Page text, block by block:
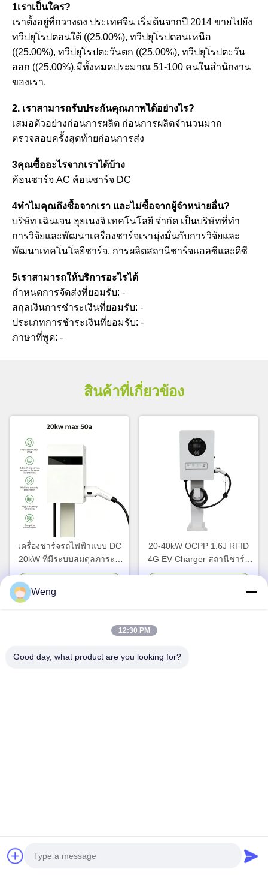
1เราเป็นใคร?
เราตั้งอยู่ที่กวางดง ประเทศจีน เริ่มต้นจากปี 2014 ขายไปยัง
ทวีปยุโรปตอนใต้ ((25.00%), ทวีปยุโรปตอนเหนือ
((25.00%), ทวีปยุโรปตะวันตก ((25.00%), ทวีปยุโรปตะวัน
ออก ((25.00%).มีทั้งหมดประมาณ 51-100 คนในสํานักงาน
ของเรา.
2. เราสามารถรับประกันคุณภาพได้อย่างไร?
เสมอตัวอย่างก่อนการผลิต ก่อนการผลิตจํานวนมาก
ตรวจสอบครั้งสุดท้ายก่อนการส่ง
3คุณซื้ออะไรจากเราได้บ้าง
ค้อนชาร์จ AC ค้อนชาร์จ DC
4ทําไมคุณถึงซื้อจากเรา และไม่ซื้อจากผู้จําหน่ายอื่น?
บริษัท เฉินเจน ฮุยเนงจิ เทคโนโลยี จํากัด เป็นบริษัทที่ทํา
การวิจัยและพัฒนาเครื่องชาร์จเรามุ่งมั่นกับการวิจัยและ
พัฒนาเทคโนโลยีชาร์จ, การผลิตสถานีชาร์จแอลซีและดีซี
5เราสามารถให้บริการอะไรได้
กําหนดการจัดส่งที่ยอมรับ: -
สกุลเงินการชําระเงินที่ยอมรับ: -
ประเภทการชําระเงินที่ยอมรับ: -
ภาษาที่พูด: -
สินค้าที่เกี่ยวข้อง
เครื่องชาร์จรถไฟฟ้าแบบ DC
20kW ที่มีระบบสมดุลภาระที่
ฉลาด และได้รับการรับรอง
จาก TUV สําหรับการชาร์จที่
20-40kW OCPP 1.6J RFID
4G EV Charger สถานีชาร์จ
DC สําหรับรถไฟฟ้า
ติดต่อด่วน
Weng
12:30 PM
Good day, what product are you looking for?